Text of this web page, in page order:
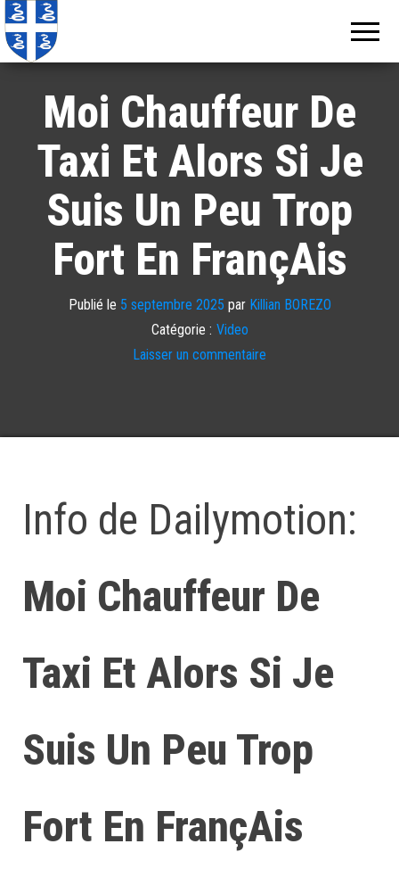
Moi Chauffeur De
Taxi Et Alors Si Je
Suis Un Peu Trop
Fort En FrançAis
Publié le 5 septembre 2025 par Killian BOREZO
Catégorie : Video
Laisser un commentaire
Info de Dailymotion:
Moi Chauffeur De
Taxi Et Alors Si Je
Suis Un Peu Trop
Fort En FrançAis